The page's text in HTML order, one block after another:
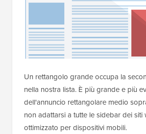
Un rettangolo grande occupa la
nella nostra lista. È più grande e più
dell'annuncio rettangolare medio
non adattarsi a tutte le sidebar dei siti
ottimizzato per dispositivi mobili.